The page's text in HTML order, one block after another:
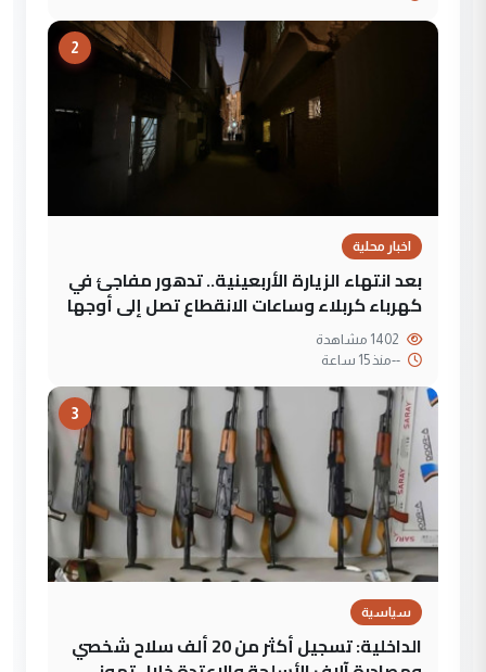
2
اخبار محلية
بعد انتهاء الزيارة الأربعينية.. تدهور مفاجئ في
كهرباء كربلاء وساعات الانقطاع تصل إلى أوجها
--منذ 15 ساعة
3
سياسية
الداخلية: تسجيل أكثر من 20 ألف سلاح شخصي